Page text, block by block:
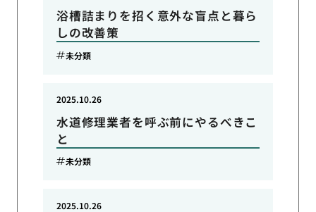
浴槽詰まりを招く意外な盲点と暮ら
しの改善策
未分類
水道修理業者を呼ぶ前にやるべきこ
と
2025.10.26
未分類
2025.10.26